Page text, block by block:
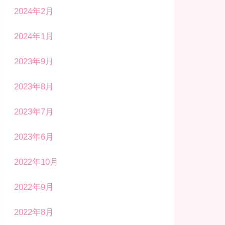
2024年2月
2024年1月
2023年9月
2023年8月
2023年7月
2023年6月
2022年10月
2022年9月
2022年8月